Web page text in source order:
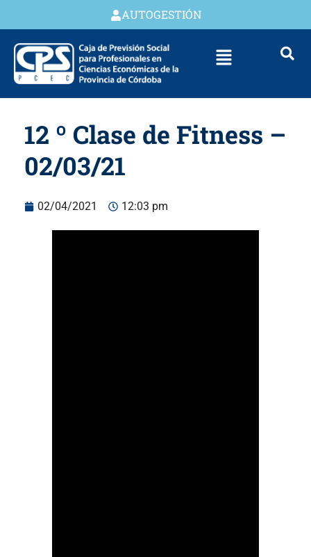
AUTOGESTIÓN
12 º Clase de Fitness –
02/03/21
02/04/2021 12:03 pm